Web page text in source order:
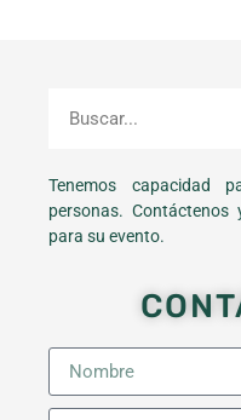
Tenemos capacidad
personas. Contáctenos
para su evento.